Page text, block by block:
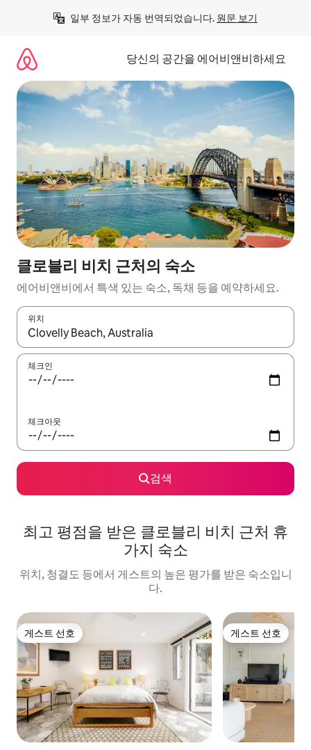
일부 정보가 자동 번역되었습니다. 원문 보기
당신의 공간을 에어비앤비하세요
클로블리 비치 근처의 숙소
에어비앤비에서 특색 있는 숙소, 독채 등을 예약하세요.
위치
결과가 나오면 위·아래 화살표 키를 사용하거나 터치 또는 스와이
체크인
체크아웃
검색
최고 평점을 받은 클로블리 비치 근처 휴
가지 숙소
위치, 청결도 등에서 게스트의 높은 평가를 받은 숙소입니
다.
게스트 선호
게스트 선호 게스트 선호
게스트 선호